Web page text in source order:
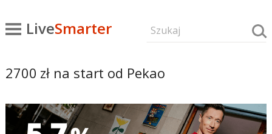
LiveSmarter
2700 zł na start od Pekao